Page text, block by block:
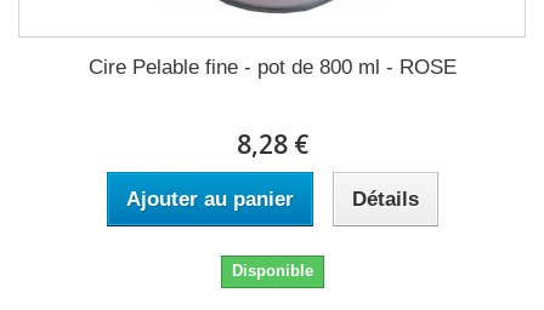
Cire Pelable fine - pot de 800 ml - ROSE
8,28 €
Ajouter au panier Détails
Disponible